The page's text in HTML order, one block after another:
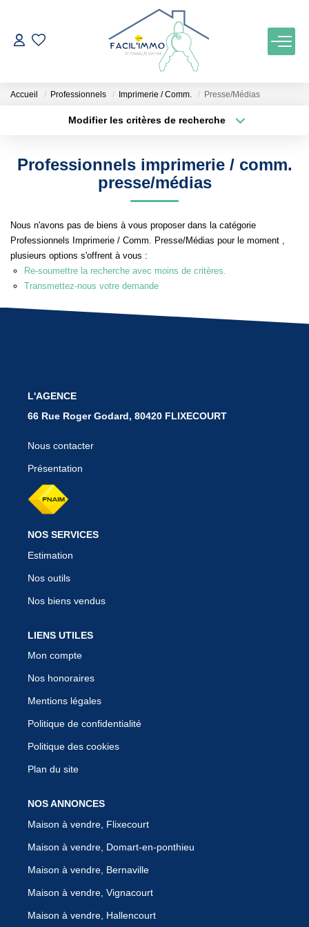
ACCUEIL
Qui Sommes Nous
Nos Services
Accueil Professionnels Imprimerie / Comm. Presse/Médias
Modifier les critères de recherche
Budget max
Professionnels imprimerie / comm.
presse/médias
Nous n'avons pas de biens à vous proposer dans la catégorie
Professionnels Imprimerie / Comm. Presse/Médias pour le moment ,
plusieurs options s'offrent à vous :
Re-soumettre la recherche avec moins de critères.
Transmettez-nous votre demande
L'AGENCE
66 Rue Roger Godard, 80420 FLIXECOURT
Nous contacter
Présentation
NOS SERVICES
Estimation
Nos outils
Nos biens vendus
LIENS UTILES
Mon compte
Nos honoraires
Mentions légales
Politique de confidentialité
Politique des cookies
Plan du site
NOS ANNONCES
Maison à vendre, Flixecourt
Maison à vendre, Domart-en-ponthieu
Maison à vendre, Bernaville
Maison à vendre, Vignacourt
Maison à vendre, Hallencourt